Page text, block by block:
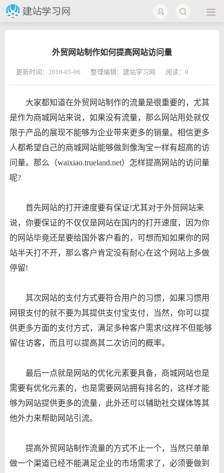
外贸网站制作如何提高网站访问量
更新时间：2016-05-06 整理编辑：建站学习网 阅读： 0
大家都知道在外贸网站制作的流量是很重要的，尤其
是作为商城网站来说，如果没有流量，那么网站用处就仅
限于产品的展现不能够为企业带来更多的销量。相信更多
人都希望自己的商城网站能够做到像淘宝一样有超高的访
问量。那么（waixiao.trueland.net）怎样提高网站的访问量
呢?
首先网站的打开速度要有保证!尤其对于外贸网站来
说，你要保证的不仅仅是网站在国内的打开速度，因为你
的网站毕竟还是要给国外客户看的，可想而知如果你的网
站半天打不开，那么客户肯定没有耐心在这个网站上多做
停留!
其次网站的支付方式要符合用户的习惯，如果习惯用
网银支付的就不要为其提供支付宝支付，当然，你可以提
供更多方面的支付方式，满足多种客户需求!这样不但能够
留住访客，而且可以提高其二次访问的概率。
最后一点就是网站的优化元素要具备，商城网站也是
需要有优化元素的，也是需要网站拥有排名的，这样才能
够为网站提供更多的流量，此外还可以辅助社交媒体等其
他外力来帮助网站引流。
提高外贸网站制作流量的方式不止一个，当然只单单
做一个渠道已经不能满足企业的市场需求了，必须要做到